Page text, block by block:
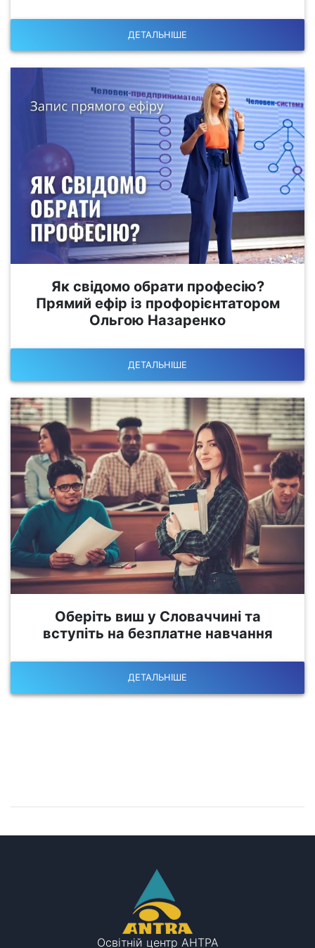
ДЕТАЛЬНІШЕ
Як свідомо обрати професію?
Прямий ефір із профорієнтатором
Ольгою Назаренко
ДЕТАЛЬНІШЕ
Оберіть виш у Словаччині та
вступіть на безплатне навчання
ДЕТАЛЬНІШЕ
Освітній центр АНТРА